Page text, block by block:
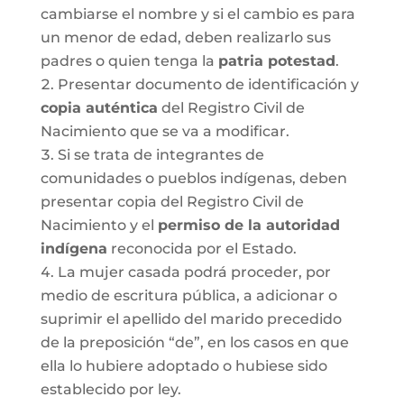
cambiarse el nombre y si el cambio es para
un menor de edad, deben realizarlo sus
padres o quien tenga la patria potestad.
Presentar documento de identificación y
copia auténtica del Registro Civil de
Nacimiento que se va a modificar.
Si se trata de integrantes de
comunidades o pueblos indígenas, deben
presentar copia del Registro Civil de
Nacimiento y el permiso de la autoridad
indígena reconocida por el Estado.
La mujer casada podrá proceder, por
medio de escritura pública, a adicionar o
suprimir el apellido del marido precedido
de la preposición “de”, en los casos en que
ella lo hubiere adoptado o hubiese sido
establecido por ley.